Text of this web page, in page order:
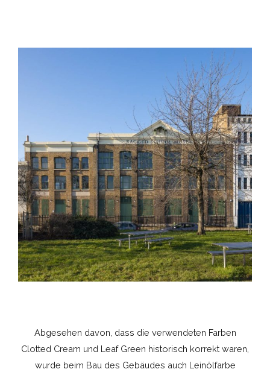
Abgesehen davon, dass die verwendeten Farben
Clotted Cream und Leaf Green historisch korrekt waren,
wurde beim Bau des Gebäudes auch Leinölfarbe